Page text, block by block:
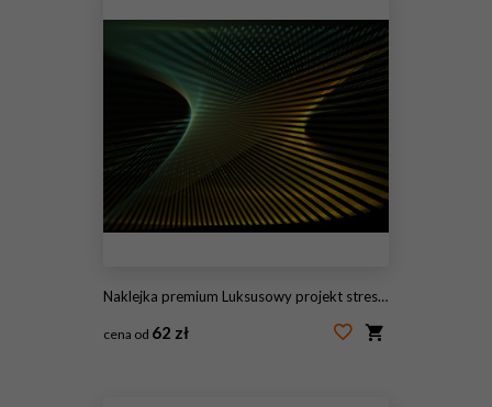
Naklejka premium Luksusowy projekt streszczenie
cena od 62 zł